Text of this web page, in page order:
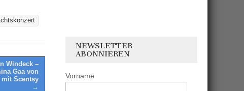
Windeck –
Gaa von
mit Scentsy
→
NEWSLETTER
ABONNIEREN
Vorname